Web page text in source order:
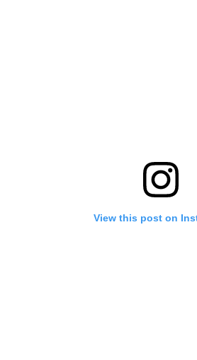
View this post on